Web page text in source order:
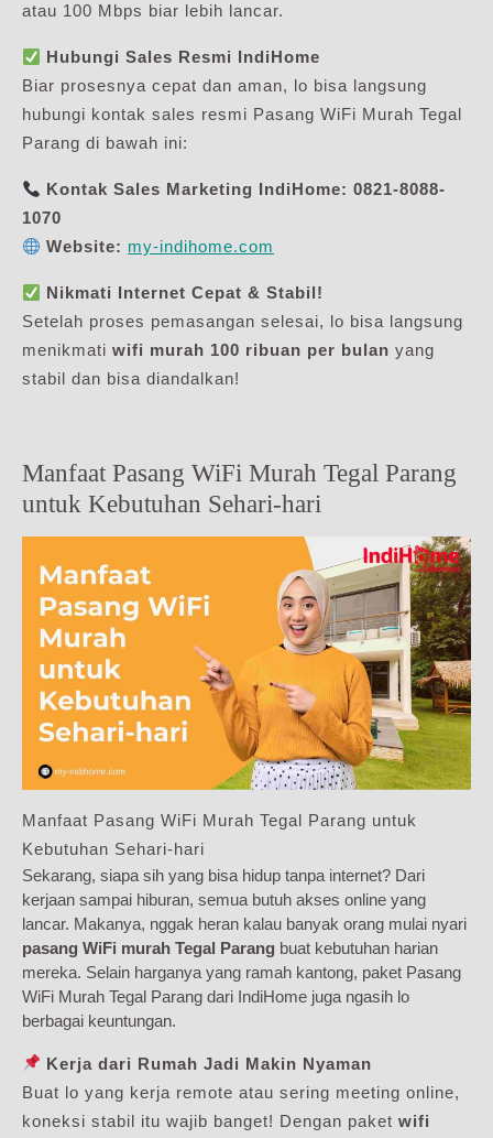
atau 100 Mbps biar lebih lancar.
Hubungi Sales Resmi IndiHome
Biar prosesnya cepat dan aman, lo bisa langsung
hubungi kontak sales resmi Pasang WiFi Murah Tegal
Parang di bawah ini:
Kontak Sales Marketing IndiHome: 0821-8088-
1070
Website: my-indihome.com
Nikmati Internet Cepat & Stabil!
Setelah proses pemasangan selesai, lo bisa langsung
menikmati wifi murah 100 ribuan per bulan yang
stabil dan bisa diandalkan!
Manfaat Pasang WiFi Murah Tegal Parang
untuk Kebutuhan Sehari-hari
Manfaat Pasang WiFi Murah Tegal Parang untuk
Kebutuhan Sehari-hari
Sekarang, siapa sih yang bisa hidup tanpa internet? Dari
kerjaan sampai hiburan, semua butuh akses online yang
lancar. Makanya, nggak heran kalau banyak orang mulai nyari
pasang WiFi murah Tegal Parang buat kebutuhan harian
mereka. Selain harganya yang ramah kantong, paket Pasang
WiFi Murah Tegal Parang dari IndiHome juga ngasih lo
berbagai keuntungan.
Kerja dari Rumah Jadi Makin Nyaman
Buat lo yang kerja remote atau sering meeting online,
koneksi stabil itu wajib banget! Dengan paket wifi